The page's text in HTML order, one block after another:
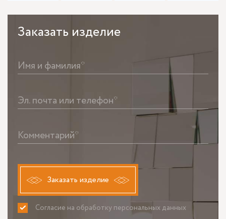
Заказать изделие
Имя и фамилия*
Эл. почта или телефон*
Комментарий*
Заказать изделие
Согласие на обработку персональных данных
ПРИНИМАЮ НЕ ПРИНИМАЮ